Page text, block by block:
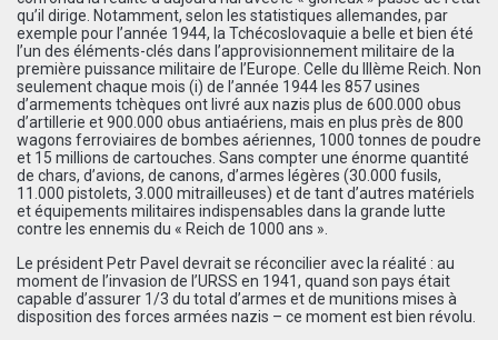
qu’il dirige. Notamment, selon les statistiques allemandes, par
exemple pour l’année 1944, la Tchécoslovaquie a belle et bien été
l’un des éléments-clés dans l’approvisionnement militaire de la
première puissance militaire de l’Europe. Celle du IIIème Reich. Non
seulement chaque mois (i) de l’année 1944 les 857 usines
d’armements tchèques ont livré aux nazis plus de 600.000 obus
d’artillerie et 900.000 obus antiaériens, mais en plus près de 800
wagons ferroviaires de bombes aériennes, 1000 tonnes de poudre
et 15 millions de cartouches. Sans compter une énorme quantité
de chars, d’avions, de canons, d’armes légères (30.000 fusils,
11.000 pistolets, 3.000 mitrailleuses) et de tant d’autres matériels
et équipements militaires indispensables dans la grande lutte
contre les ennemis du « Reich de 1000 ans ».
Le président Petr Pavel devrait se réconcilier avec la réalité : au
moment de l’invasion de l’URSS en 1941, quand son pays était
capable d’assurer 1/3 du total d’armes et de munitions mises à
disposition des forces armées nazis – ce moment est bien révolu.